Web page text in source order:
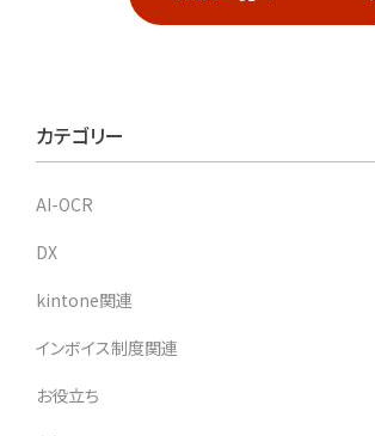
カテゴリー
AI-OCR
DX
kintone関連
インボイス制度関連
お役立ち